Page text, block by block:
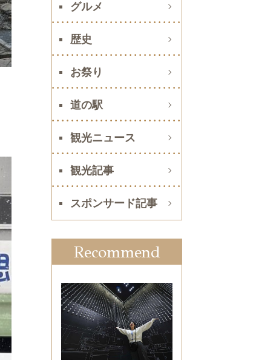
グルメ
歴史
お祭り
道の駅
観光ニュース
観光記事
スポンサード記事
Recommend